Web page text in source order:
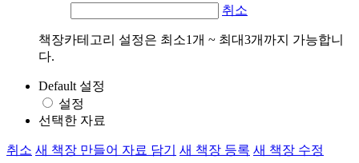
취소
책장카테고리 설정은 최소1개 ~ 최대3개까지 가능합니
다.
Default 설정
설정
선택한 자료
취소 새 책장 만들어 자료 담기 새 책장 등록 새 책장 수정